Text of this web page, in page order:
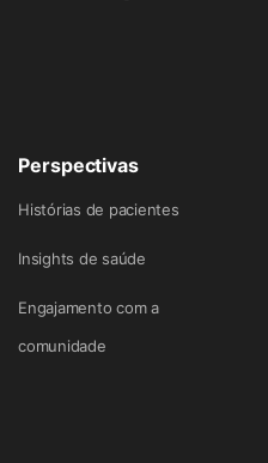
Perspectivas
Histórias de pacientes
Insights de saúde
Engajamento com a
comunidade